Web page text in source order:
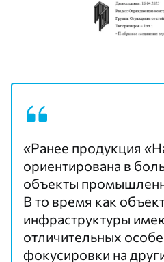
«Ранее продукция
ориентирована в
объекты
В то время как
инфраструктуры
отличительных
фокусировки на